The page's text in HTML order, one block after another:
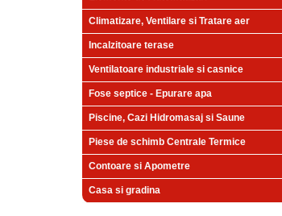
Climatizare, Ventilare si Tratare aer
Incalzitoare terase
Ventilatoare industriale si casnice
Fose septice - Epurare apa
Piscine, Cazi Hidromasaj si Saune
Piese de schimb Centrale Termice
Contoare si Apometre
Casa si gradina